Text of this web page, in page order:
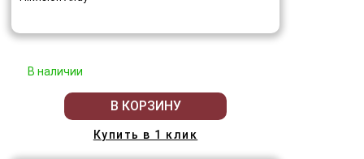
В наличии
В КОРЗИНУ
Купить в 1 клик